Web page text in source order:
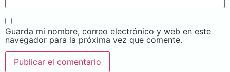
Guarda mi nombre, correo electrónico y web en este
navegador para la próxima vez que comente.